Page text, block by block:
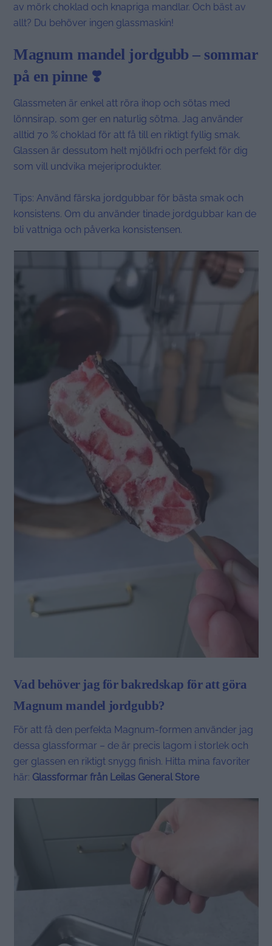
av mörk choklad och knapriga mandlar. Och bäst av
allt? Du behöver ingen glassmaskin!
Magnum mandel jordgubb – sommar
på en pinne ❣️
Glassmeten är enkel att röra ihop och sötas med
lönnsirap, som ger en naturlig sötma. Jag använder
alltid 70 % choklad för att få till en riktigt fyllig smak.
Glassen är dessutom helt mjölkfri och perfekt för dig
som vill undvika mejeriprodukter.
Tips: Använd färska jordgubbar för bästa smak och
konsistens. Om du använder tinade jordgubbar kan de
bli vattniga och påverka konsistensen.
Vad behöver jag för bakredskap för att göra
Magnum mandel jordgubb?
För att få den perfekta Magnum-formen använder jag
dessa glassformar – de är precis lagom i storlek och
ger glassen en riktigt snygg finish. Hitta mina favoriter
här: Glassformar från Leilas General Store